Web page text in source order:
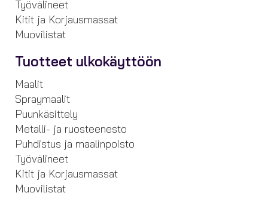
Työvälineet
Kitit ja Korjausmassat
Muovilistat
Tuotteet ulkokäyttöön
Maalit
Spraymaalit
Puunkäsittely
Metalli- ja ruosteenesto
Puhdistus ja maalinpoisto
Työvälineet
Kitit ja Korjausmassat
Muovilistat